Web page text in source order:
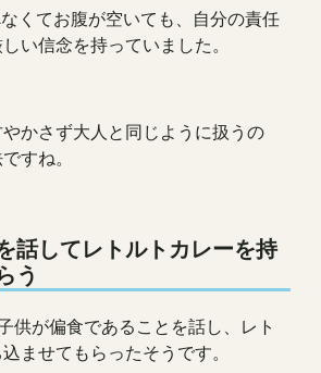
くてお腹が空いても、自分の責任
い信念を持っていました。
かさず大人と同じように扱うの
すね。
話してレトルトカレーを持
う
供が偏食であることを話し、レト
ませてもらったそうです。